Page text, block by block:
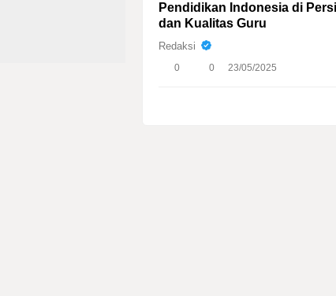
Pendidikan Indonesia di
dan Kualitas Guru
Redaksi
0 0 23/05/2025